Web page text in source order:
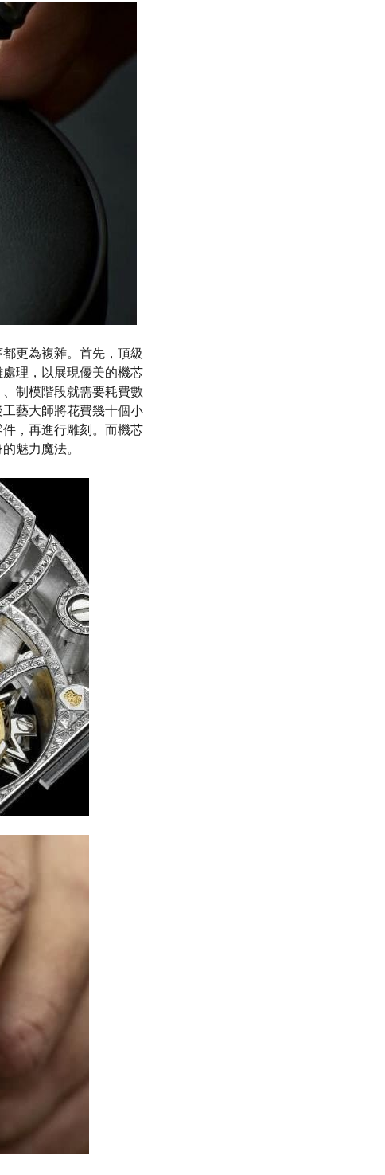
更為複雜。首先，頂級
理，以展現優美的機芯
制模階段就需要耗費數
藝大師將花費幾十個小
，再進行雕刻。而機芯
魅力魔法。